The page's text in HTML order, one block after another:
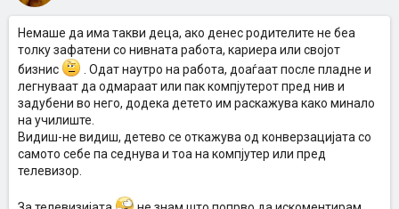
Немаше да има такви деца, ако денес родителите не беа
толку зафатени со нивната работа, кариера или својот
бизнис
. Одат наутро на работа, доаѓаат после пладне и
легнуваат да одмараат или пак компјутерот пред нив и
задубени во него, додека детето им раскажува како минало
на училиште.
Видиш-не видиш, детево се откажува од конверзацијата со
самото себе па седнува и тоа на компјутер или пред
телевизор.